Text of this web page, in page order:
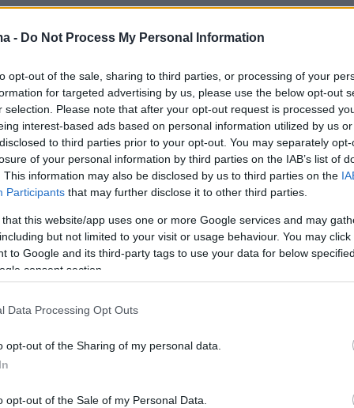
- Do Not Process My Personal Information
opt-out of the sale, sharing to third parties, or processing of your
for targeted advertising by us, please use the below opt-out
selection. Please note that after your opt-out request is processed
interest-based ads based on personal information utilized by us
to third parties prior to your opt-out. You may separately
of your personal information by third parties on the IAB’s list of
This information may also be disclosed by us to third parties on the
Participants that may further disclose it to other third parties.
that this website/app uses one or more Google services and may
but not limited to your visit or usage behaviour. You may
to Google and its third-party tags to use your data for below
consent section.
Data Processing Opt Outs
opt-out of the Sharing of my personal data.
opt-out of the Sale of my Personal Data.
το αμέσως προηγούμενο 24ωρο, κατά τα
έχει δημιουργήσει το Ινστιτούτο Ρόμπερτ Κοχ,
στις μολυσματικές ασθένειες. Ο
εξαιτίας της πανδημίας του
να ξεπεράσει το φράγμα των 6.000, καθώς
. Το ίδιο διάστημα, επιβεβαιώθηκαν
μόλυνσης από τον SARS-CoV-2, με το
που έχουν προσβληθεί στη
της Ευρώπης να ανέρχεται σε
με την καταμέτρηση του Ινστιτούτου
Ο αριθμός των επιβεβαιωμένων κρουσμάτων
24ώρου είναι επίσης υψηλότερος από
αυξάνει μέρα με την ημέρα. Βάσει των πιο